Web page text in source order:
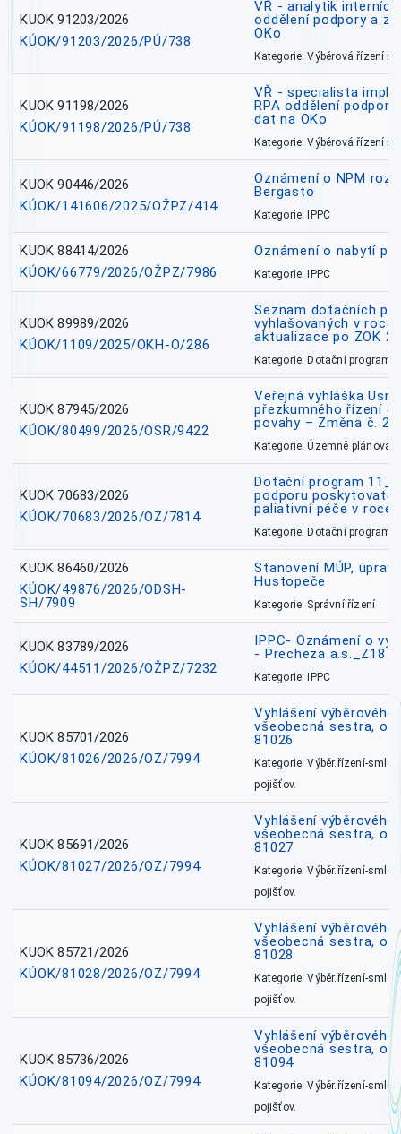
KUOK 91203/2026
KÚOK/91203/2026/PÚ/738
VŘ - analytik
oddělení podpory a
OKo
Kategorie: Výběrová řízení
KUOK 91198/2026
KÚOK/91198/2026/PÚ/738
VŘ - specialista
RPA oddělení
dat na OKo
Kategorie: Výběrová řízení
KUOK 90446/2026
KÚOK/141606/2025/OŽPZ/414
Oznámení o NPM
Bergasto
Kategorie: IPPC
KUOK 88414/2026
KÚOK/66779/2026/OŽPZ/7986
Oznámení o nabytí
Kategorie: IPPC
KUOK 89989/2026
KÚOK/1109/2025/OKH-O/286
Seznam dotačních
vyhlašovaných v roce
aktualizace po ZOK
Kategorie: Dotační
KUOK 87945/2026
KÚOK/80499/2026/OSR/9422
Veřejná vyhláška
přezkumného řízení
povahy – Změna č. 2
Kategorie: Územně
KUOK 70683/2026
KÚOK/70683/2026/OZ/7814
Dotační program
podporu
paliativní péče v roce
Kategorie: Dotační
KUOK 86460/2026
KÚOK/49876/2026/ODSH-
SH/7909
Stanovení MÚP,
Hustopeče
Kategorie: Správní řízení
KUOK 83789/2026
KÚOK/44511/2026/OŽPZ/7232
IPPC- Oznámení o
- Precheza a.s._Z18
Kategorie: IPPC
KUOK 85701/2026
KÚOK/81026/2026/OZ/7994
Vyhlášení
všeobecná sestra,
81026
Kategorie: Výběr.řízení-
pojišťov.
KUOK 85691/2026
KÚOK/81027/2026/OZ/7994
Vyhlášení
všeobecná sestra,
81027
Kategorie: Výběr.řízení-
pojišťov.
KUOK 85721/2026
KÚOK/81028/2026/OZ/7994
Vyhlášení
všeobecná sestra,
81028
Kategorie: Výběr.řízení-
pojišťov.
KUOK 85736/2026
KÚOK/81094/2026/OZ/7994
Vyhlášení
všeobecná sestra,
81094
Kategorie: Výběr.řízení-
pojišťov.